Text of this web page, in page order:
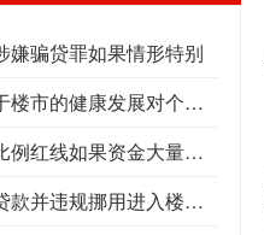
嫌骗贷罪如果情形特别
格不利于楼市的健康发展对个人而言如果造成了银行的实际损失
贷首付比例红线如果资金大量流入楼市将推高资产价
式获取贷款并违规挪用进入楼市意味着变相突破了房